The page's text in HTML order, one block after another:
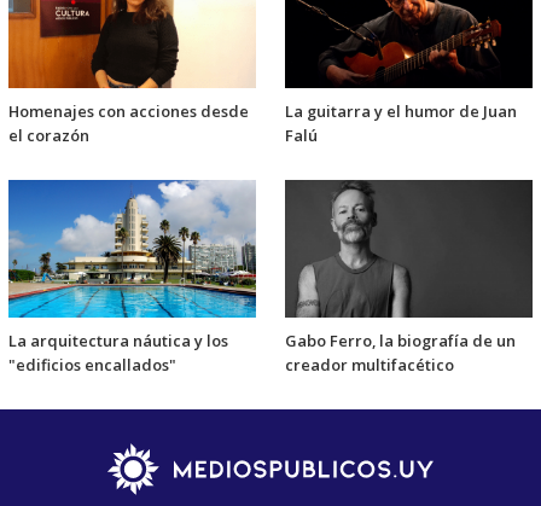
Homenajes con acciones desde
el corazón
La guitarra y el humor de Juan
Falú
La arquitectura náutica y los
"edificios encallados"
Gabo Ferro, la biografía de un
creador multifacético